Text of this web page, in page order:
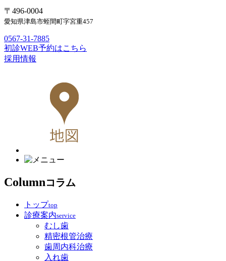
〒496-0004
愛知県津島市蛭間町字宮重457
0567-31-7885
初診WEB予約はこちら
採用情報
Columnコラム
トップtop
診療案内service
むし歯
精密根管治療
歯周内科治療
入れ歯